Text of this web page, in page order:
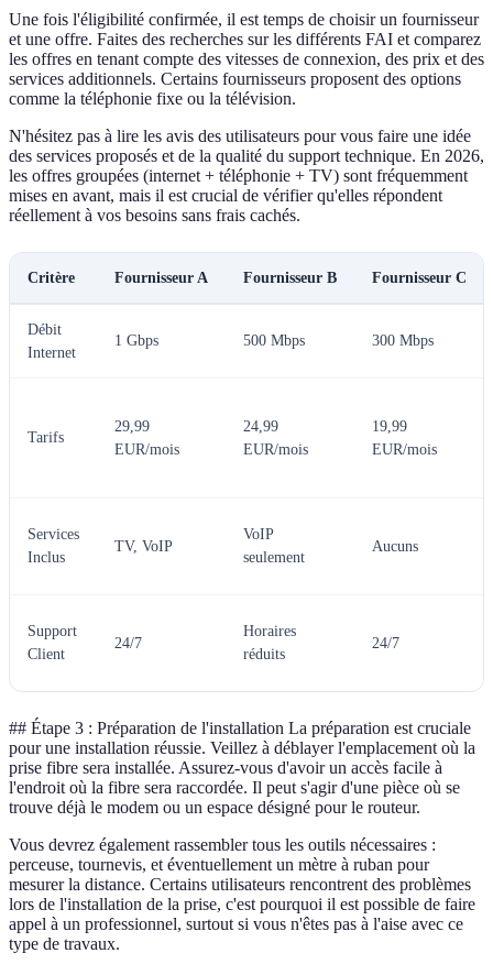
Une fois l'éligibilité confirmée, il est temps de choisir un fournisseur
et une offre. Faites des recherches sur les différents FAI et comparez
les offres en tenant compte des vitesses de connexion, des prix et des
services additionnels. Certains fournisseurs proposent des options
comme la téléphonie fixe ou la télévision.
N'hésitez pas à lire les avis des utilisateurs pour vous faire une idée
des services proposés et de la qualité du support technique. En 2026,
les offres groupées (internet + téléphonie + TV) sont fréquemment
mises en avant, mais il est crucial de vérifier qu'elles répondent
réellement à vos besoins sans frais cachés.
Critère Fournisseur A Fournisseur B Fournisseur C
Débit
Internet
1 Gbps 500 Mbps 300 Mbps
Tarifs
29,99
EUR/mois
24,99
EUR/mois
19,99
EUR/mois
Services
Inclus
TV, VoIP
VoIP
seulement
Aucuns
Support
Client
24/7
Horaires
réduits
24/7
## Étape 3 : Préparation de l'installation La préparation est cruciale
pour une installation réussie. Veillez à déblayer l'emplacement où la
prise fibre sera installée. Assurez-vous d'avoir un accès facile à
l'endroit où la fibre sera raccordée. Il peut s'agir d'une pièce où se
trouve déjà le modem ou un espace désigné pour le routeur.
Vous devrez également rassembler tous les outils nécessaires :
perceuse, tournevis, et éventuellement un mètre à ruban pour
mesurer la distance. Certains utilisateurs rencontrent des problèmes
lors de l'installation de la prise, c'est pourquoi il est possible de faire
appel à un professionnel, surtout si vous n'êtes pas à l'aise avec ce
type de travaux.